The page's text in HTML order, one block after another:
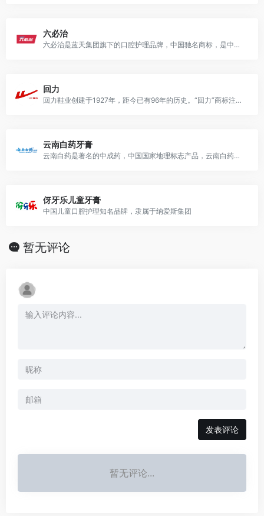
六必治
六必治是蓝天集团旗下的口腔护理品牌，中国驰名商标，是中国历史悠久的牙膏品牌，最早可追溯到1911年，有中国牙膏行业“百年老字号”的名誉。
回力
回力鞋业创建于1927年，距今已有96年的历史。“回力”商标注册于1935年，1997年被认定为上海市著名商标；1999年被认定为中国驰名商标。
云南白药牙膏
云南白药是著名的中成药，中国国家地理标志产品，云南白药牙膏是2004年推出的牙膏品牌，主打帮助减轻牙龈问题（牙龈出血、牙龈疼痛）、修复粘膜损伤、营养牙龈和改善牙周健康的作用。
伢牙乐儿童牙膏
中国儿童口腔护理知名品牌，隶属于纳爱斯集团
暂无评论
发表评论
暂无评论...